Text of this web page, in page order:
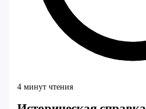
4 минут чтения